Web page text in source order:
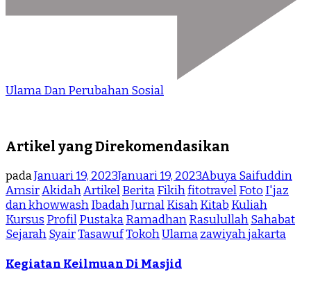
Ulama Dan Perubahan Sosial
Artikel yang Direkomendasikan
padaJanuari 19, 2023Januari 19, 2023Abuya Saifuddin
AmsirAkidahArtikelBeritaFikihfitotravelFoto I'jaz
dan khowwashIbadahJurnalKisahKitab Kuliah
Kursus ProfilPustakaRamadhanRasulullahSahabat
SejarahSyairTasawufTokohUlamazawiyah jakarta
Kegiatan Keilmuan Di Masjid